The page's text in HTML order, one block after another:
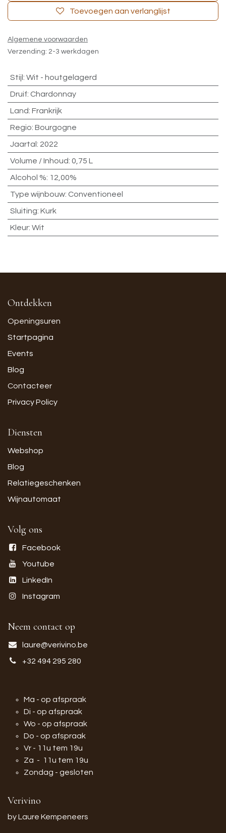
Toevoegen aan verlanglijst
Algemene voorwaarden
Verzending: 2-3 werkdagen
Stijl: Wit - houtgelagerd
Druif: Chardonnay
Land: Frankrijk
Regio: Bourgogne
Jaartal: 2022
Volume / Inhoud: 0,75 L
Alcohol %: 12,00%
Type wijnbouw: Conventioneel
Sluiting: Kurk
Kleur: Wit
Ontdekken
Openingsuren
Startpagina
Events
Blog
Contacteer
Privacy Policy
Diensten
Webshop
Blog
Relatiegeschenken
Wijnautomaat
Volg ons
Facebook
Youtube
LinkedIn
Instagram
Neem contact op
laure@verivino.be
+32 494 295 280
Ma - op afspraak
Di - op afspraak
Wo - op afspraak
Do - op afspraak
Vr - 11u tem 19u
Za - 11u tem 19u
Zondag - gesloten
Verivino
by Laure Kempeneers